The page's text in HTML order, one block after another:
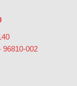
96810-002